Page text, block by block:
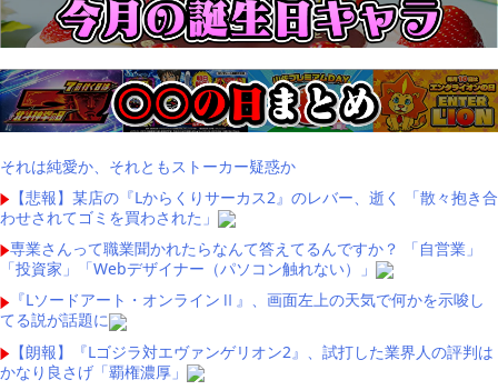
それは純愛か、それともストーカー疑惑か
【悲報】某店の『Lからくりサーカス2』のレバー、逝く 「散々抱き合
わせされてゴミを買わされた」
専業さんって職業聞かれたらなんて答えてるんですか？ 「自営業」
「投資家」「Webデザイナー（パソコン触れない）」
『Lソードアート・オンラインⅡ』、画面左上の天気で何かを示唆し
てる説が話題に
【朗報】『Lゴジラ対エヴァンゲリオン2』、試打した業界人の評判は
かなり良さげ「覇権濃厚」